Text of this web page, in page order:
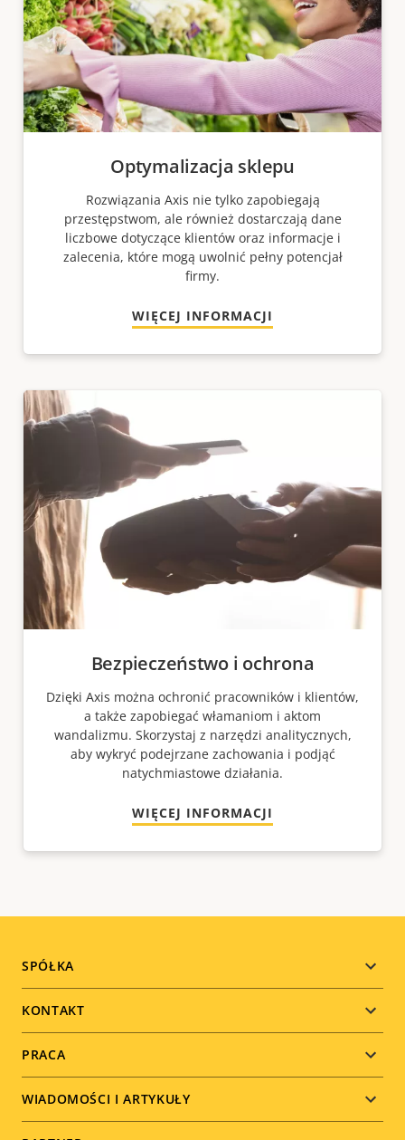
Optymalizacja sklepu
Rozwiązania Axis nie tylko zapobiegają
przestępstwom, ale również dostarczają dane
liczbowe dotyczące klientów oraz informacje i
zalecenia, które mogą uwolnić pełny potencjał
firmy.
WIĘCEJ INFORMACJI
Bezpieczeństwo i ochrona
Dzięki Axis można ochronić pracowników i klientów,
a także zapobiegać włamaniom i aktom
wandalizmu. Skorzystaj z narzędzi analitycznych,
aby wykryć podejrzane zachowania i podjąć
natychmiastowe działania.
WIĘCEJ INFORMACJI
Footer
menu
SPÓŁKA
KONTAKT
PRACA
WIADOMOŚCI I ARTYKUŁY